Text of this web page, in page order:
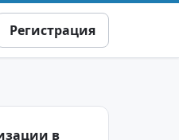
Регистрация
в